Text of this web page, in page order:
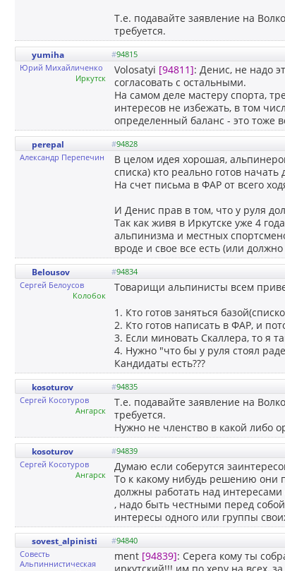
Т.е. подавайте заявление на
требуется.
yumiha #94815
Юрий Михайличенко
Иркутск
Volosatyi [94811]: Денис, не надо
согласовать с остальными.
На самом деле мастеру спорта,
интересов не избежать, в том
определенный баланс - это тоже
perepal #94828
Александр Перепечин
В целом идея хорошая,
списка) кто реально готов
На счет письма в ФАР от всего
И Денис прав в том, что у руля
Так как живя в Иркутске уже 4
альпинизма и местных
вроде и свое все есть (или
Belousov #94834
Сергей Белоусов
Колобок
Товарищи альпинисты всем
1. Кто готов заняться
2. Кто готов написать в ФАР, и
3. Если миновать Скаллера, то я
4. Нужно "что бы у руля стоял
Кандидаты есть???
kosoturov #94835
Сергей Косотуров
Ангарск
Т.е. подавайте заявление на
требуется.
Нужно не членство в какой либо
kosoturov #94839
Сергей Косотуров
Ангарск
Думаю если соберутся
То к какому нибудь решению они
должны работать над
, надо быть честными перед
интересы одного или группы
sovest_alpinisti #94840
Совесть
Альпиннистическая
ment [94839]: Серега кому ты
иркутский!!! им по херу на всех,